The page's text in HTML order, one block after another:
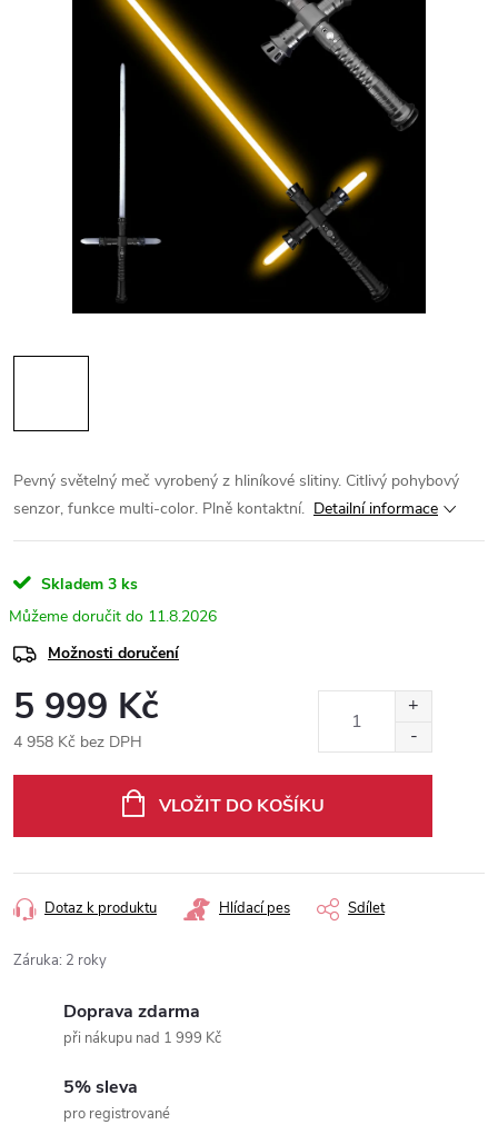
Pevný světelný meč vyrobený z hliníkové slitiny. Citlivý pohybový
senzor, funkce multi-color. Plně kontaktní. Detailní informace
Skladem 3 ks
11.8.2026
Možnosti doručení
5 999 Kč
4 958 Kč bez DPH
VLOŽIT DO KOŠÍKU
Dotaz k produktu Hlídací pes Sdílet
Záruka: 2 roky
Doprava zdarma
při nákupu nad 1 999 Kč
5% sleva
pro registrované